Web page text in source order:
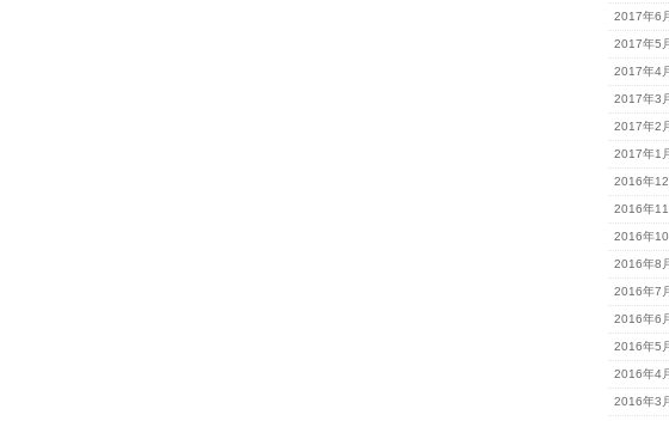
2017年6
2017年5
2017年4
2017年3
2017年2
2017年1
2016年12
2016年11
2016年10
2016年8
2016年7
2016年6
2016年5
2016年4
2016年3